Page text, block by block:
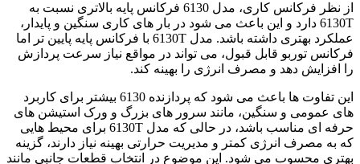
از نظر فرکانس کاری، مدل 6130 فرکانس پایه بالاتری نسبت به
6130T دارد و این باعث می شود در بار های کاری سنگین و پایدار،
عملکرد بهتری داشته باشد. مدل 6130T با فرکانس پایه پایین تر اما
فرکانس توربو قابل قبول، می تواند در مواقع نیاز سرعت پردازش
را افزایش دهد و مصرف انرژی را بهینه کند.
این تفاوت ها باعث می شود که پردازنده 6130 بیشتر برای کاربرد
های عمومی و سنگین، مانند سرور های بزرگ و ورک استیشن های
حرفه ای مناسب باشد، در حالی که مدل 6130T برای محیط هایی
که به مصرف انرژی کمتر و مدیریت حرارتی بهینه نیاز دارند، گزینه
بهتری محسوب می شود. این موضوع در انتخاب قطعات جانبی مانند